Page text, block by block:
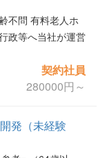
不問 有料老人ホ
等へ当社が運営
契約社員
280000円～
発（未経験